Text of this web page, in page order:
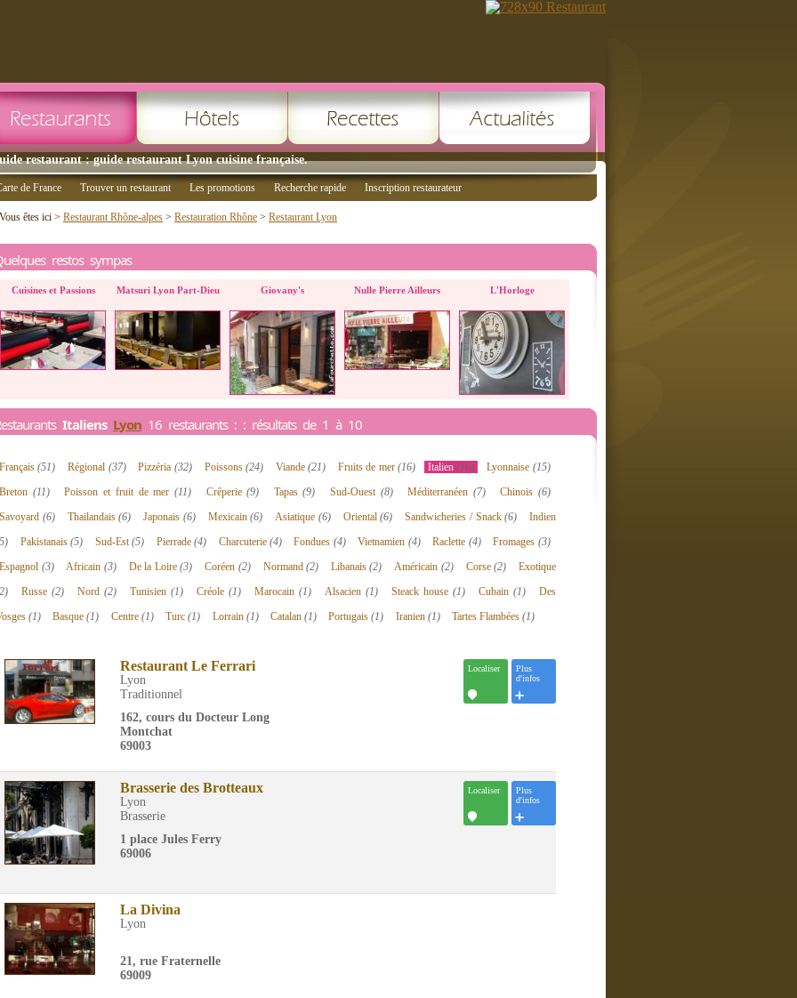
restaurant : guide restaurant Lyon cuisine française.
de France Trouver un restaurant Les promotions Recherche rapide Inscription restaurateur
Vous êtes ici > Restaurant Rhône-alpes > Restauration Rhône > Restaurant Lyon
restos sympas
Cuisines et Passions Matsuri Lyon Part-Dieu Giovany's Nulle Pierre Ailleurs L'Horloge
Italiens Lyon 16 restaurants : : résultats de 1 à 10
Français(51) Régional (37) Pizzéria (32) Poissons(24) Viande(21) Fruits de mer(16) Italien(16) Lyonnaise (15)
Breton (11) Poisson et fruit de mer(11) Crêperie(9) Tapas(9) Sud-Ouest (8) Méditerranéen (7) Chinois (6)
Savoyard (6) Thailandais(6) Japonais (6) Mexicain(6) Asiatique (6) Oriental(6) Sandwicheries / Snack(6)
Indien
Pakistanais (5) Sud-Est(5) Pierrade (4) Charcuterie (4) Fondues (4) Vietnamien (4) Raclette (4) Fromages (3)
Espagnol (3) Africain (3) De la Loire(3) Coréen (2) Normand(2) Libanais(2) Américain (2) Corse(2)
Exotique
Russe(2) Nord(2) Tunisien(1) Créole(1) Marocain(1) Alsacien(1) Steack house (1) Cubain (1)
Des
(1) Basque(1) Centre (1) Turc(1) Lorrain (1) Catalan (1) Portugais(1) Iranien (1) Tartes Flambées(1)
Restaurant Le Ferrari
Lyon
Traditionnel
162, cours du Docteur Long
Montchat
69003
Plus
d'infos
Localiser
Brasserie des Brotteaux
Lyon
Brasserie
1 place Jules Ferry
69006
Plus
d'infos
Localiser
La Divina
Lyon
21, rue Fraternelle
69009